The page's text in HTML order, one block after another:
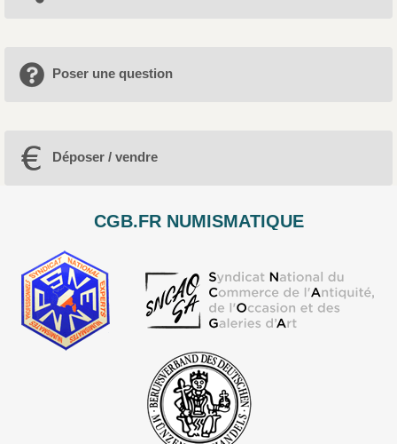
Poser une question
Déposer / vendre
CGB.FR NUMISMATIQUE